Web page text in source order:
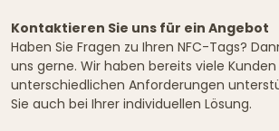
Kontaktieren Sie uns für ein Angebot
Haben Sie Fragen zu Ihren NFC-Tags?
uns gerne. Wir haben bereits viele
unterschiedlichen Anforderungen
Sie auch bei Ihrer individuellen Lösung.